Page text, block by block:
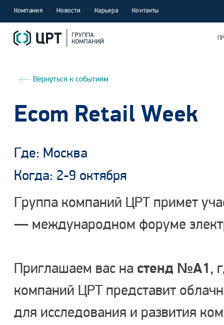
Компания Новости Карьера Контакты
Вернуться к событиям
Ecom Retail Week
Где: Москва
Когда: 2-9 октября
Группа компаний ЦРТ примет
— международном форуме
Приглашаем вас на стенд №А1,
компаний ЦРТ представит
для исследования и развития